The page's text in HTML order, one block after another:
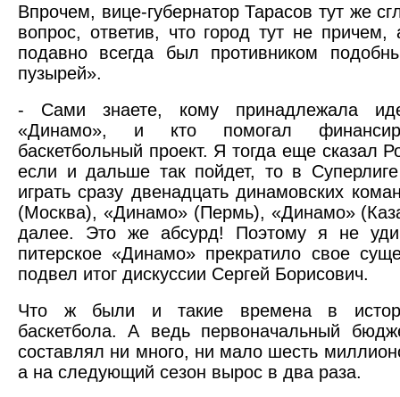
Впрочем, вице-губернатор Тарасов тут же
вопрос, ответив, что город тут не
подавно всегда был противником
пузырей».
- Сами знаете, кому принадлежала
«Динамо», и кто помогал
баскетбольный проект. Я тогда еще сказал
если и дальше так пойдет, то в Суперлиге
играть сразу двенадцать динамовских
(Москва), «Динамо» (Пермь), «Динамо»
далее. Это же абсурд! Поэтому я не
питерское «Динамо» прекратило свое
подвел итог дискуссии Сергей Борисович.
Что ж были и такие времена в
баскетбола. А ведь первоначальный
составлял ни много, ни мало шесть
а на следующий сезон вырос в два раза.